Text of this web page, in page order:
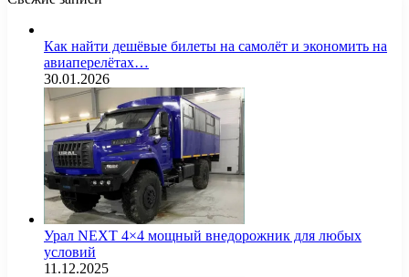
Как найти дешёвые билеты на самолёт и экономить на
авиаперелётах…
30.01.2026
Урал NEXT 4×4 мощный внедорожник для любых
условий
11.12.2025